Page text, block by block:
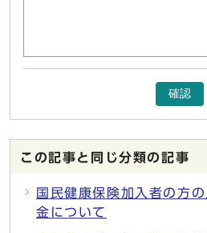
確認
この記事と同じ分類の記事
国民健康保険加入者の方
金について